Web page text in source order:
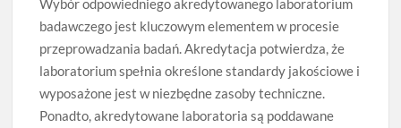
Wybór odpowiedniego akredytowanego laboratorium
badawczego jest kluczowym elementem w procesie
przeprowadzania badań. Akredytacja potwierdza, że
laboratorium spełnia określone standardy jakościowe i
wyposażone jest w niezbędne zasoby techniczne.
Ponadto, akredytowane laboratoria są poddawane